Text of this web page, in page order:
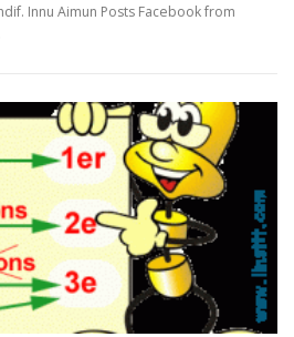
Innu Aimun Posts Facebook from